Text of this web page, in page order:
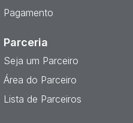
Pagamento
Parceria
Seja um Parceiro
Área do Parceiro
Lista de Parceiros